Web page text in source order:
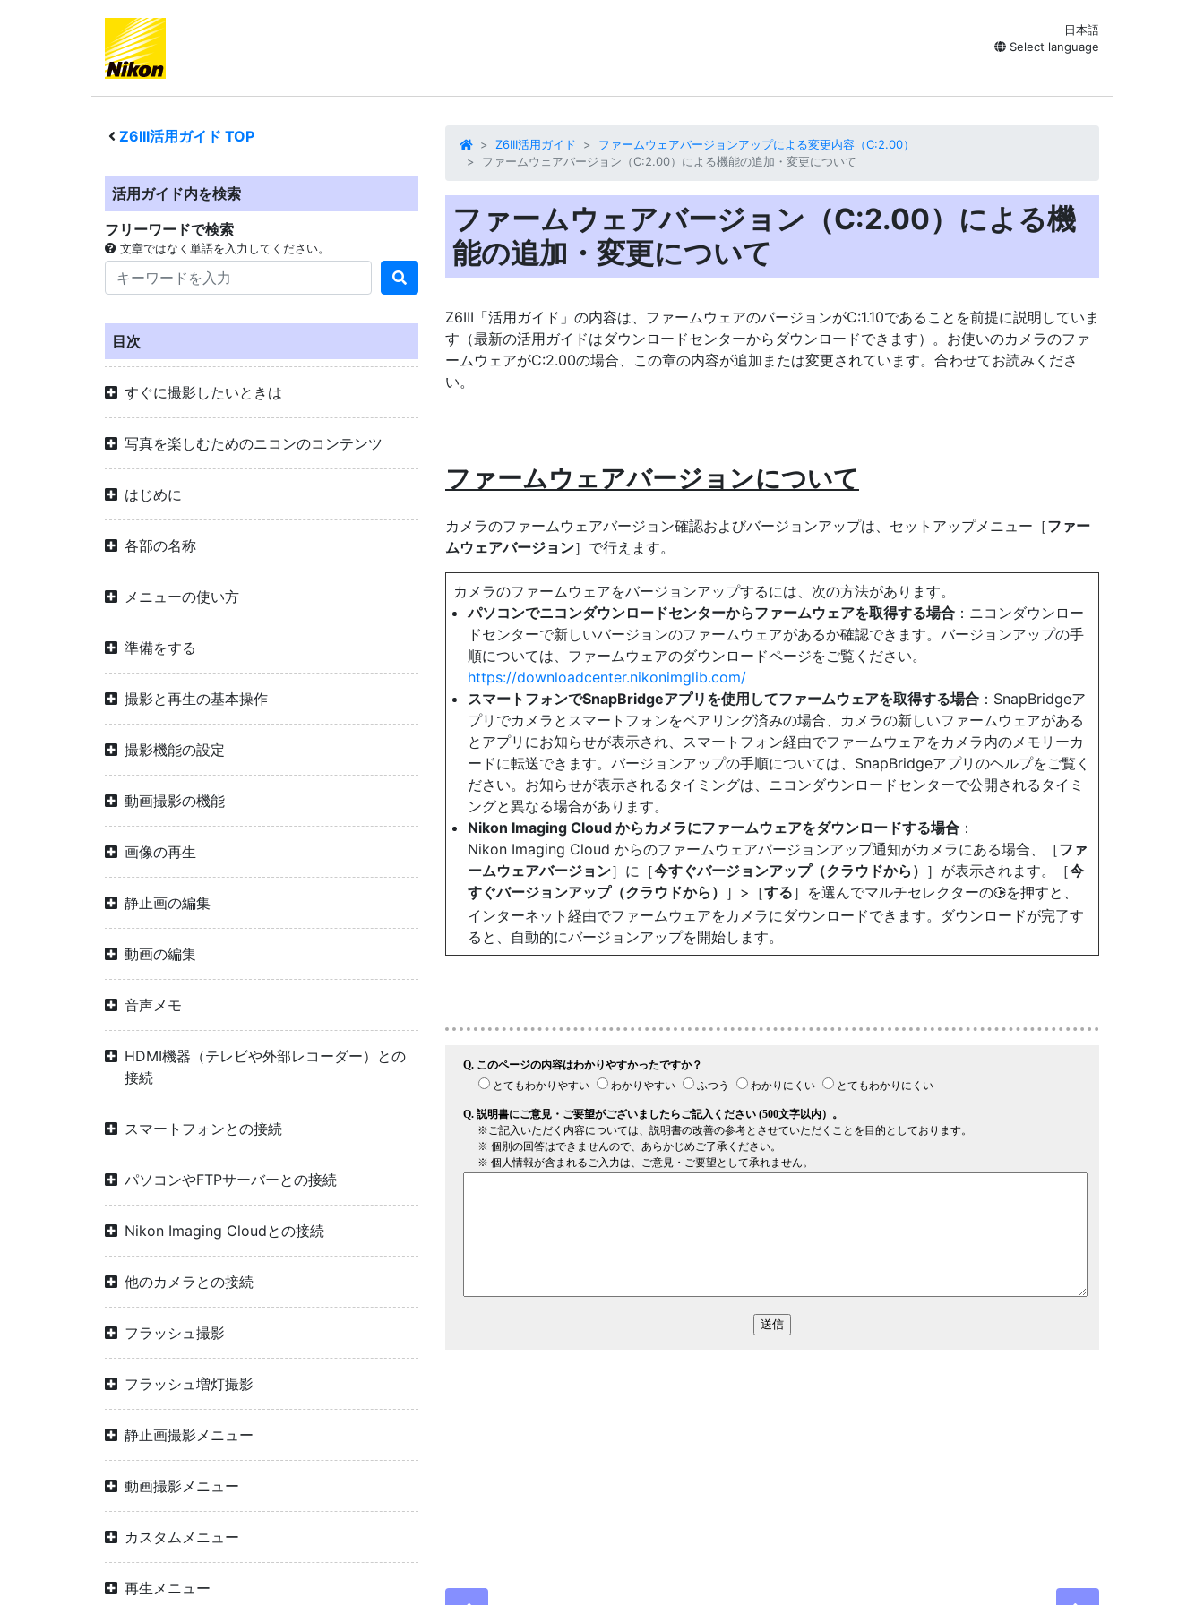
日本語
Select language
Z6III活用ガイド TOP
活用ガイド内を検索
フリーワードで検索
文章ではなく単語を入力してください。
目次
すぐに撮影したいときは
写真を楽しむためのニコンのコンテンツ
はじめに
各部の名称
メニューの使い方
準備をする
撮影と再生の基本操作
撮影機能の設定
動画撮影の機能
画像の再生
静止画の編集
動画の編集
音声メモ
HDMI機器（テレビや外部レコーダー）との
接続
スマートフォンとの接続
パソコンやFTPサーバーとの接続
Nikon Imaging Cloudとの接続
他のカメラとの接続
フラッシュ撮影
フラッシュ増灯撮影
静止画撮影メニュー
動画撮影メニュー
カスタムメニュー
再生メニュー
Z6III活用ガイド
ファームウェアバージョンアップによる変更内容（C:2.00）
ファームウェアバージョン（C:2.00）による機能の追加・変更について
ファームウェアバージョン（C:2.00）による機
能の追加・変更について
Z6III「活用ガイド 」の内容は、ファームウェアのバージョンがC:1.10であることを前提に説明していま
す（最新の活用ガイドはダウンロードセンターからダウンロードできます）。お使いのカメラのファ
ームウェアがC:2.00の場合、この章の内容が追加または変更されています。合わせてお読みくださ
い。
ファームウェアバージョンについて
カメラのファームウェアバージョン確認およびバージョンアップは、セットアップメニュー［ファー
ムウェアバージョン］で行えます。
カメラのファームウェアをバージョンアップするには、次の方法があります。
パソコンでニコンダウンロードセンターからファームウェアを取得する場合 ：ニコンダウンロー
ドセンターで新しいバージョンのファームウェアがあるか確認できます。バージョンアップの手
順については、ファームウェアのダウンロードページをご覧ください。
https://downloadcenter.nikonimglib.com/
スマートフォンでSnapBridgeアプリを使用してファームウェアを取得する場合 ：SnapBridgeア
プリでカメラとスマートフォンをペアリング済みの場合、カメラの新しいファームウェアがある
とアプリにお知らせが表示され、スマートフォン経由でファームウェアをカメラ内のメモリーカ
ードに転送できます。バージョンアップの手順については、SnapBridgeアプリのヘルプをご覧く
ださい。お知らせが表示されるタイミングは、ニコンダウンロードセンターで公開されるタイミ
ングと異なる場合があります。
Nikon Imaging Cloud からカメラにファームウェアをダウンロードする場合 ：
Nikon Imaging Cloud からのファームウェアバージョンアップ通知がカメラにある場合、［ファ
ームウェアバージョン］に［今すぐバージョンアップ（クラウドから） ］が表示されます。［今
すぐバージョンアップ（クラウドから） ］>［する］を選んでマルチセレクターの2を押すと、
インターネット経由でファームウェアをカメラにダウンロードできます。ダウンロードが完了す
ると、自動的にバージョンアップを開始します。